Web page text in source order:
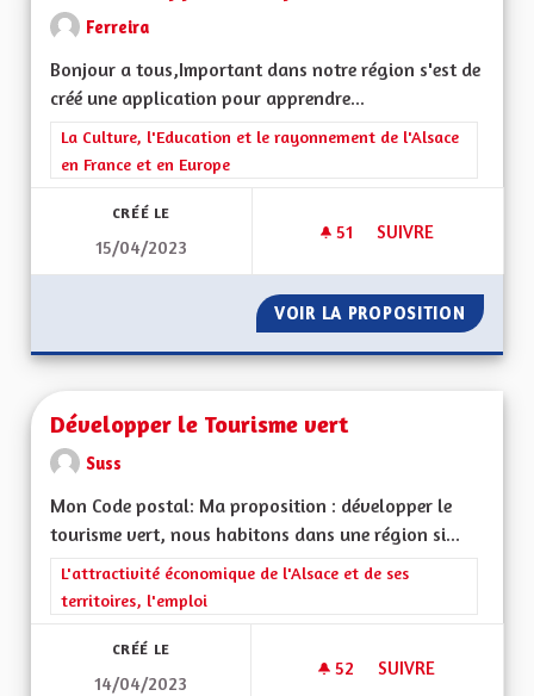
Ferreira
Bonjour a tous,Important dans notre région s'est de
créé une application pour apprendre...
Filtrer les résultats de la catégorie : La Culture, l'Education et
La Culture, l'Education et le rayonnement de l'Alsace
en France et en Europe
CRÉÉ LE
15/04/2023
51 51 ABONNÉS
SUIVRE
VOIR LA PROPOSITION
Développer le Tourisme vert
Suss
Mon Code postal: Ma proposition : développer le
tourisme vert, nous habitons dans une région si...
Filtrer les résultats de la catégorie : L'attractivité
L'attractivité économique de l'Alsace et de ses
territoires, l'emploi
CRÉÉ LE
14/04/2023
52 52 ABONNÉS
SUIVRE